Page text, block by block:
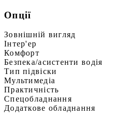
Опції
Зовнішній вигляд
Інтер'ер
Комфорт
Безпека/асистенти водія
Тип підвіски
Мультимедіа
Практичність
Спецобладнання
Додаткове обладнання